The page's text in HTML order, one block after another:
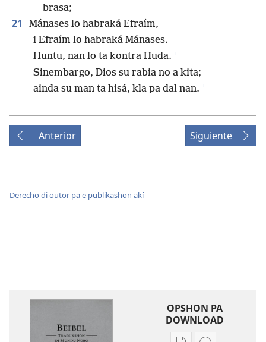
brasa;
21
Mánases lo habraká Efraím,
i Efraím lo habraká Mánases.
Huntu, nan lo ta kontra Huda. +
Sinembargo, Dios su rabia no a kita;
ainda su man ta hisá, kla pa dal nan. +
Anterior Siguiente
Derecho di outor pa e publikashon akí
OPSHON PA
DOWNLOAD